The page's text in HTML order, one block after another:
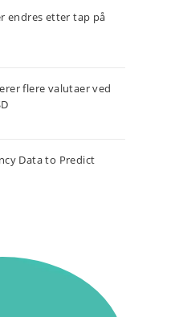
endres etter tap på
flere valutaer ved
Data to Predict